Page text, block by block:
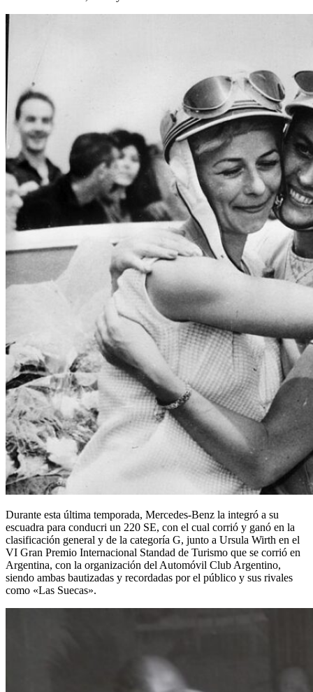
Durante esta última temporada, Mercedes-Benz la integró a su
escuadra para conducri un 220 SE, con el cual corrió y ganó en la
clasificación general y de la categoría G, junto a Ursula Wirth en el
VI Gran Premio Internacional Standad de Turismo que se corrió en
Argentina, con la organización del Automóvil Club Argentino,
siendo ambas bautizadas y recordadas por el público y sus rivales
como «Las Suecas».